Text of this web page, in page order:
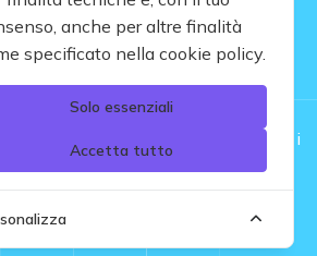
- Partita IVA 12948810960 .
Tutti i
diritti riservati.
anche per altre finalità
specificato nella cookie policy.
Solo essenziali
Accetta tutto